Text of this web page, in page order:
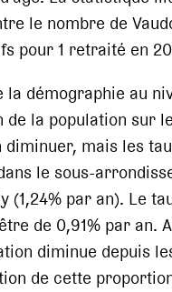
le nombre de
pour 1 retraité en
la démographie au
la population sur
diminuer, mais les
le sous-
(1,24% par an). Le
de 0,91% par an.
diminue depuis
de cette